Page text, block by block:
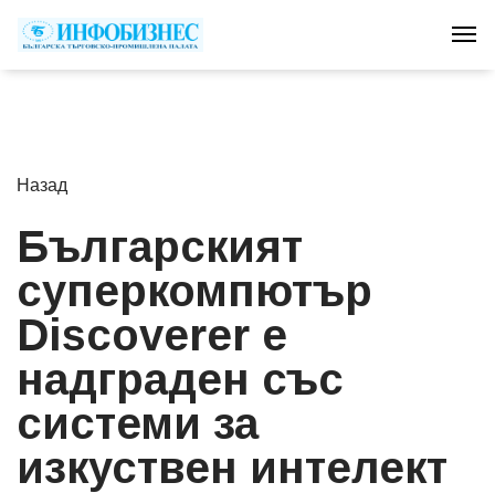
Назад
Българският
суперкомпютър
Discoverer е
надграден със
системи за
изкуствен интелект